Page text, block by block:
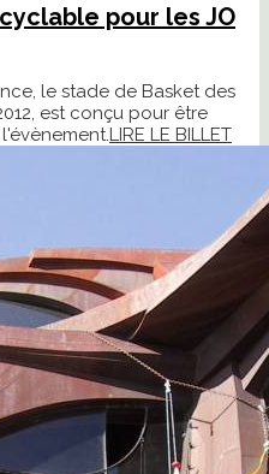
pour les JO
le stade de Basket des
est conçu pour être
LIRE LE BILLET